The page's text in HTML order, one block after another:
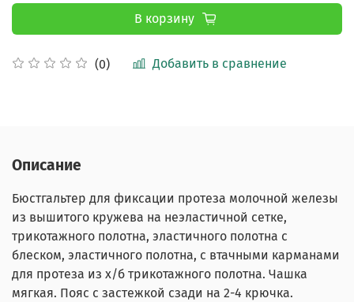
(0) Добавить в сравнение
В корзину
Описание
Бюстгальтер для фиксации протеза молочной железы
из вышитого кружева на неэластичной сетке,
трикотажного полотна, эластичного полотна с
блеском, эластичного полотна, с втачными карманами
для протеза из х/б трикотажного полотна. Чашка
мягкая. Пояс с застежкой сзади на 2-4 крючка.